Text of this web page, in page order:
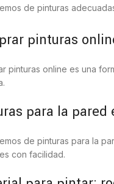
de pinturas
pinturas
pinturas online es una
para la
de pinturas para la
con facilidad.